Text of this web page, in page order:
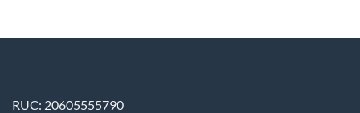
RUC: 20605555790